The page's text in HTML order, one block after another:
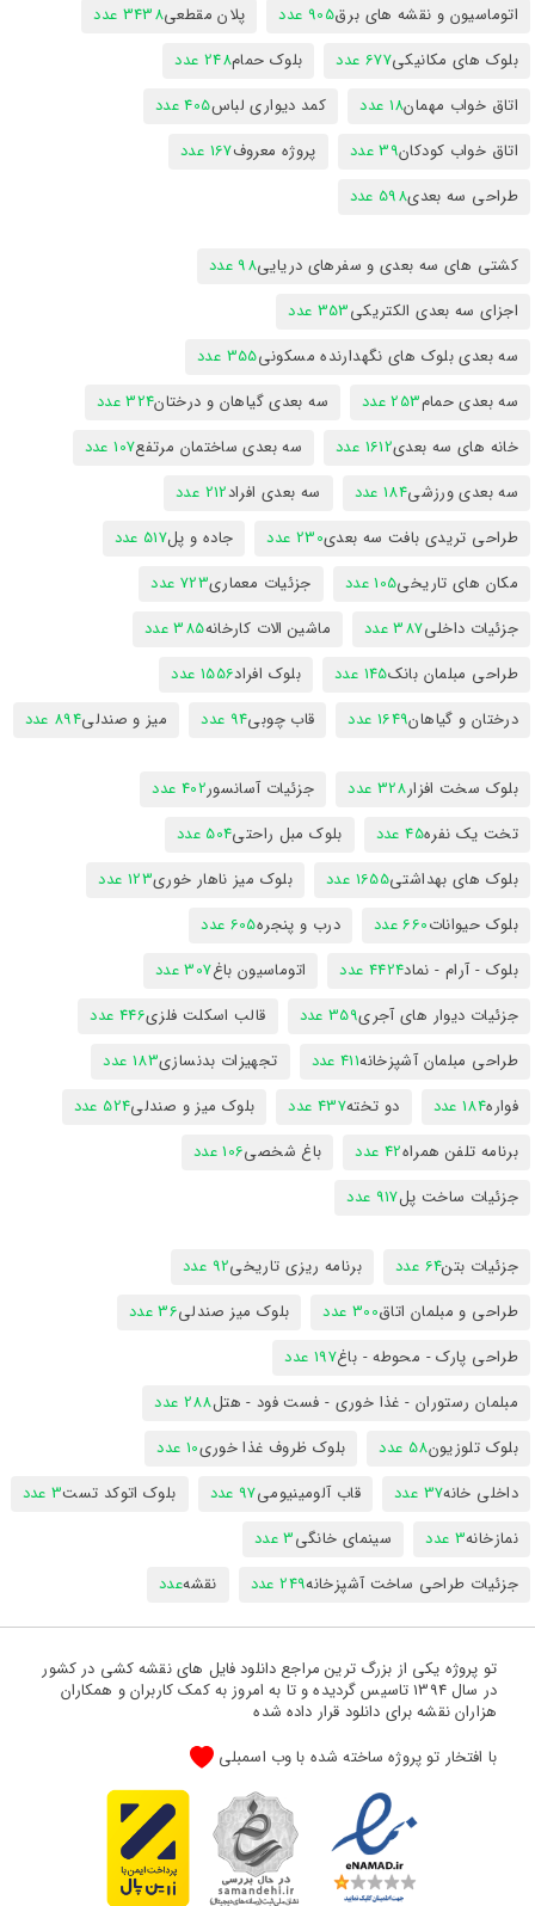
اتوماسیون و نقشه های برق905 عدد پلان مقطعی3438 عدد
بلوک های مکانیکی677 عدد بلوک حمام248 عدد
اتاق خواب مهمان18 عدد کمد دیواری لباس405 عدد
اتاق خواب کودکان39 عدد پروژه معروف167 عدد
طراحی سه بعدی598 عدد
کشتی های سه بعدی و سفرهای دریایی98 عدد
اجزای سه بعدی الکتریکی353 عدد
سه بعدی بلوک های نگهدارنده مسکونی355 عدد
سه بعدی حمام253 عدد سه بعدی گیاهان و درختان324 عدد
خانه های سه بعدی1612 عدد سه بعدی ساختمان مرتفع107 عدد
سه بعدی ورزشی184 عدد سه بعدی افراد212 عدد
طراحی تریدی بافت سه بعدی230 عدد جاده و پل517 عدد
مکان های تاریخی105 عدد جزئیات معماری723 عدد
جزئیات داخلی387 عدد ماشین الات کارخانه385 عدد
طراحی مبلمان بانک145 عدد بلوک افراد1556 عدد
درختان و گیاهان1649 عدد قاب چوبی94 عدد میز و صندلی894 عدد
بلوک سخت افزار328 عدد جزئیات آسانسور402 عدد
تخت یک نفره45 عدد بلوک مبل راحتی504 عدد
بلوک های بهداشتی1655 عدد بلوک میز ناهار خوری123 عدد
بلوک حیوانات660 عدد درب و پنجره605 عدد
بلوک - آرام - نماد4424 عدد اتوماسیون باغ307 عدد
جزئیات دیوار های آجری359 عدد قالب اسکلت فلزی446 عدد
طراحی مبلمان آشپزخانه411 عدد تجهیزات بدنسازی183 عدد
فواره184 عدد دو تخته437 عدد بلوک میز و صندلی524 عدد
برنامه تلفن همراه42 عدد باغ شخصی106 عدد
جزئیات ساخت پل917 عدد
جزئیات بتن64 عدد برنامه ریزی تاریخی92 عدد
طراحی و مبلمان اتاق300 عدد بلوک میز صندلی36 عدد
طراحی پارک - محوطه - باغ197 عدد
مبلمان رستوران - غذا خوری - فست فود - هتل288 عدد
بلوک تلوزیون58 عدد بلوک ظروف غذا خوری10 عدد
داخلی خانه37 عدد قاب آلومینیومی97 عدد بلوک اتوکد تست3 عدد
نمازخانه3 عدد سینمای خانگی3 عدد
جزئیات طراحی ساخت آشپزخانه249 عدد نقشهعدد
تو پروژه یکی از بزرگ ترین مراجع دانلود فایل های نقشه کشی در کشور
در سال 1394 تاسیس گردیده و تا به امروز به کمک کاربران و همکاران
هزاران نقشه برای دانلود قرار داده شده
با افتخار تو پروژه ساخته شده با وب اسمبلی